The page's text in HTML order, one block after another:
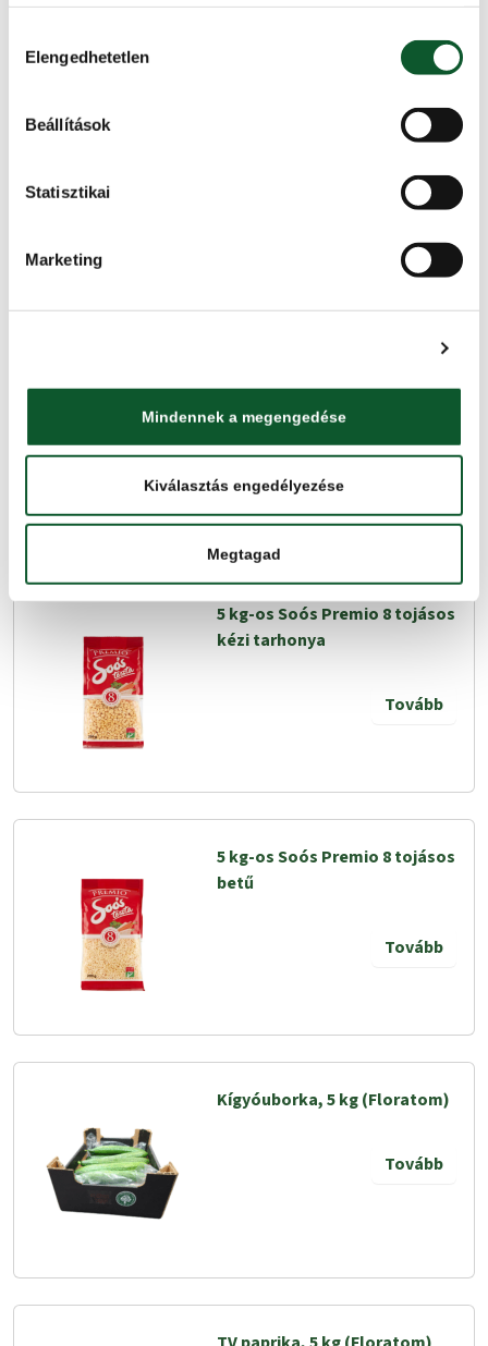
Adatkezelési tájékoztató
kiválasztása
Elengedhetetlen
Beállítások
Statisztikai
Marketing
Mindennek a megengedése
Kiválasztás engedélyezése
Megtagad
5 kg-os Soós Premio 4 tojásos
Tovább
5 kg-os Soós Premio 8 tojásos
kézi tarhonya
Tovább
5 kg-os Soós Premio 8 tojásos
betű
Tovább
Kígyóuborka, 5 kg (Floratom)
Tovább